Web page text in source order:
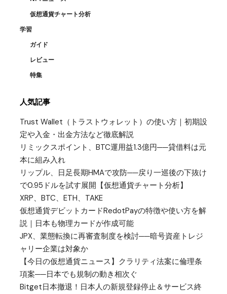
仮想通貨チャート分析
学習
ガイド
レビュー
特集
人気記事
Trust Wallet（トラストウォレット）の使い方｜初期設
定や入金・出金方法など徹底解説
リミックスポイント、BTC運用益1.3億円──貸借料は元
本に組み入れ
リップル、日足長期HMAで攻防──戻り一巡後の下抜け
で0.95ドルを試す展開【仮想通貨チャート分析】
XRP、BTC、ETH、TAKE
仮想通貨デビットカードRedotPayの特徴や使い方を解
説｜日本も物理カードが作成可能
JPX、業態転換に再審査制度を検討──暗号資産トレジ
ャリー企業は対象か
【今日の仮想通貨ニュース】クラリティ法案に倫理条
項案──日本でも規制の動き相次ぐ
Bitget日本撤退！日本人の新規登録停止＆サービス終